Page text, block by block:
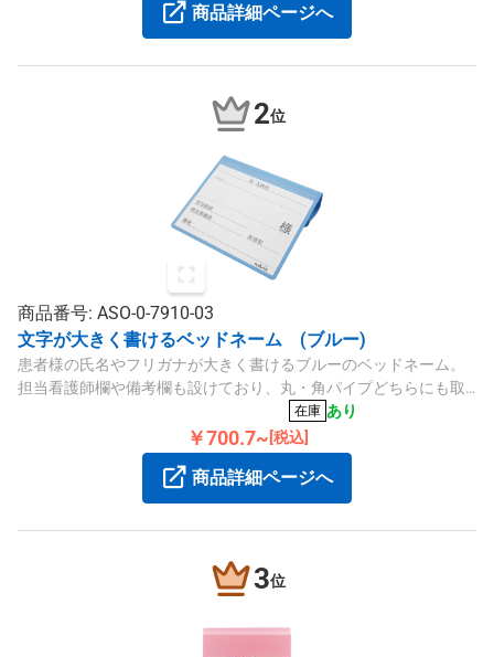
商品詳細ページへ
2位
商品番号: ASO-0-7910-03
文字が大きく書けるベッドネーム (ブルー)
患者様の氏名やフリガナが大きく書けるブルーのベッドネーム。
担当看護師欄や備考欄も設けており、丸・角パイプどちらにも取
在庫 あり
￥700.7~ [税込]
商品詳細ページへ
3位